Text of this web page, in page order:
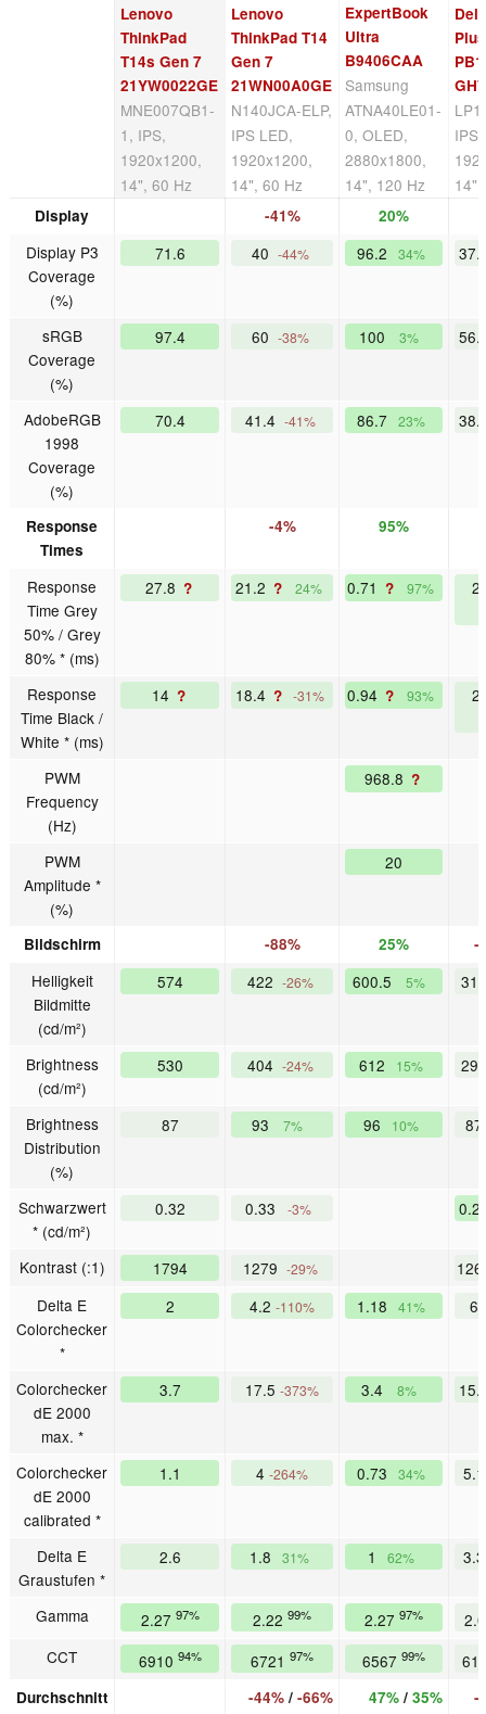
Lenovo
ThinkPad
T14s Gen 7
21YW0022GE
MNE007QB1-
1, IPS,
1920x1200,
14", 60 Hz
Lenovo
ThinkPad T14
Gen 7
21WN00A0GE
N140JCA-ELP,
IPS LED,
1920x1200,
14", 60 Hz
ExpertBook
Ultra
B9406CAA
Samsung
ATNA40LE01-
0, OLED,
2880x1800,
14", 120 Hz
Plus
IPS
Display -41% 20%
Display P3
Coverage
(%)
71.6 40 -44% 96.2 34%
sRGB
Coverage
(%)
97.4 60 -38% 100 3%
AdobeRGB
1998
Coverage
(%)
70.4 41.4 -41% 86.7 23%
Response
Times
-4% 95%
Response
Time Grey
50% / Grey
80% * (ms)
27.8 ? 21.2 ? 24% 0.71 ? 97%
Response
Time Black /
White * (ms)
14 ? 18.4 ? -31% 0.94 ? 93%
PWM
Frequency
(Hz)
968.8 ?
PWM
Amplitude *
(%)
20
Bildschirm -88% 25% -
Helligkeit
Bildmitte
(cd/m²)
574 422 -26% 600.5 5%
Brightness
(cd/m²)
530 404 -24% 612 15%
Brightness
Distribution
(%)
87 93 7% 96 10%
Schwarzwert
* (cd/m²)
0.32 0.33 -3%
Kontrast (:1) 1794 1279 -29%
Delta E
Colorchecker
*
2 4.2 -110% 1.18 41% 6
Colorchecker
dE 2000
max. *
3.7 17.5 -373% 3.4 8%
Colorchecker
dE 2000
calibrated *
1.1 4 -264% 0.73 34%
Delta E
Graustufen *
2.6 1.8 31% 1 62%
Gamma 2.27 97% 2.22 99% 2.27 97%
CCT
6910 94% 6721 97% 6567 99%
Durchschnitt
-44%/ -66% 47%/ 35%
-